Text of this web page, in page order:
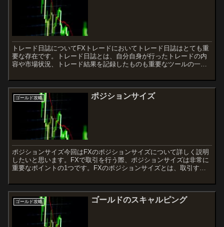
トレード日誌についてFXトレードにおいてトレード日誌はとても重
要な存在です。トレード日誌とは、自分自身が行ったトレードの内
容や市場状況、トレード結果を記録したものも重要なツールの一つ
ゴールド攻略 ポジションサイズ
ポジションサイズ今回はFXのポジションサイズについて詳しく説明
したいと思います。FXで取引を行う際、ポジションサイズは非常に
重要なポイントの1つです。FXのポジションサイズとは、取引する
ゴールド攻略 ゴールドのスキャルピング